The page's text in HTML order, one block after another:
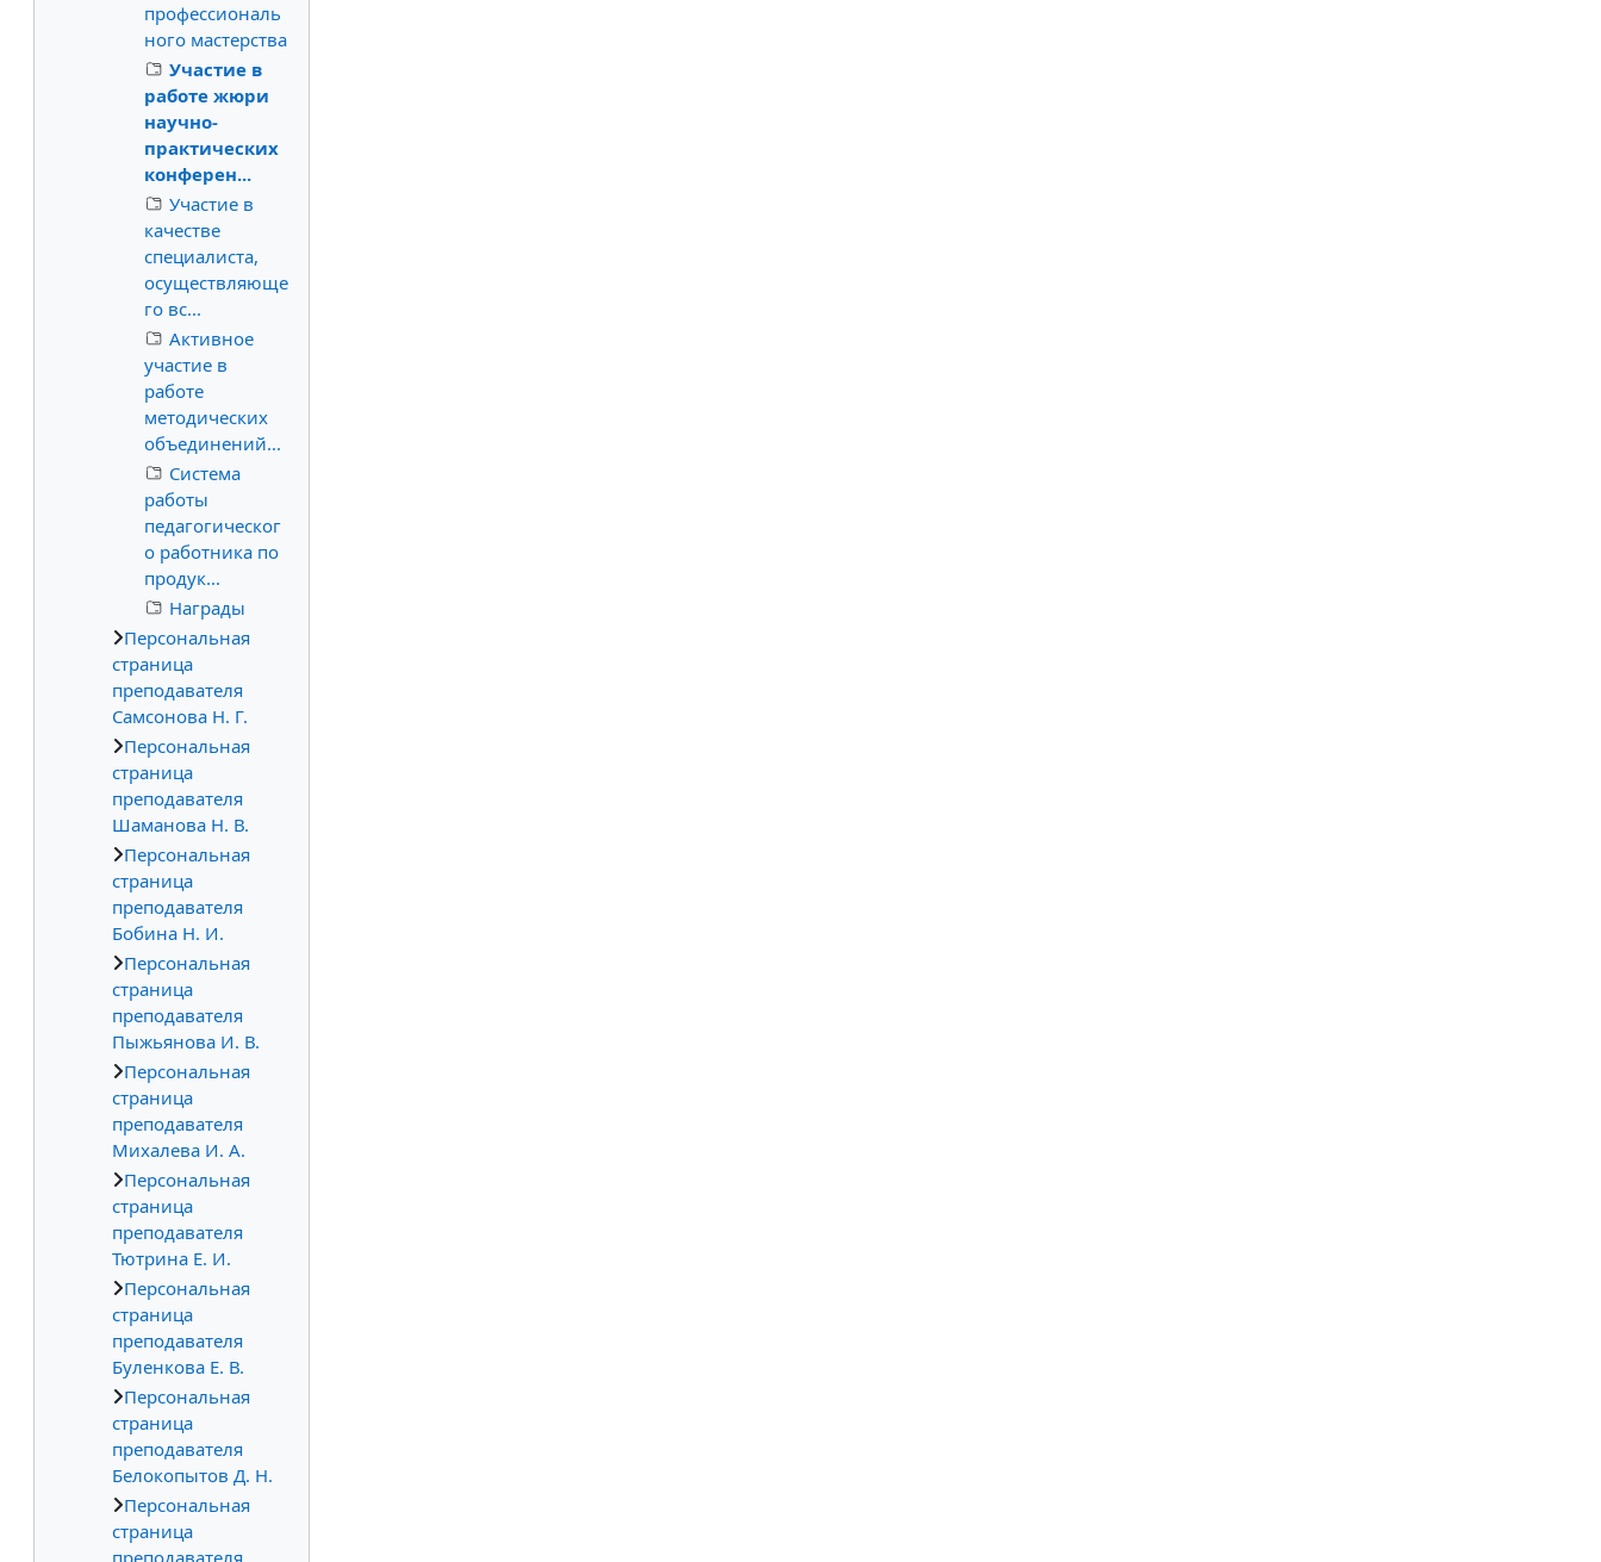
профессиональ
ного мастерства
Участие в
работе жюри
научно-
практических
конферен...
Участие в
качестве
специалиста,
осуществляюще
го вс...
Активное
участие в
работе
методических
объединений...
Система
работы
педагогическог
о работника по
продук...
Награды
Персональная
страница
преподавателя
Самсонова Н. Г.
Персональная
страница
преподавателя
Шаманова Н. В.
Персональная
страница
преподавателя
Бобина Н. И.
Персональная
страница
преподавателя
Пыжьянова И. В.
Персональная
страница
преподавателя
Михалева И. А.
Персональная
страница
преподавателя
Тютрина Е. И.
Персональная
страница
преподавателя
Буленкова Е. В.
Персональная
страница
преподавателя
Белокопытов Д. Н.
Персональная
страница
преподавателя